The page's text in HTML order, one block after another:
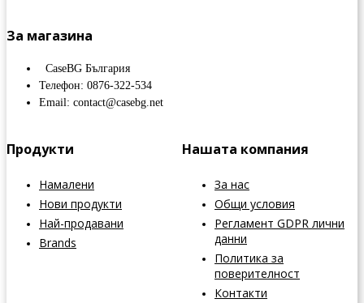
За магазина
CaseBG България
Телефон: 0876-322-534
Email: contact@casebg.net
Продукти
Намалени
Нови продукти
Най-продавани
Brands
Нашата компания
За нас
Общи условия
Регламент GDPR лични
данни
Политика за
поверителност
Контакти